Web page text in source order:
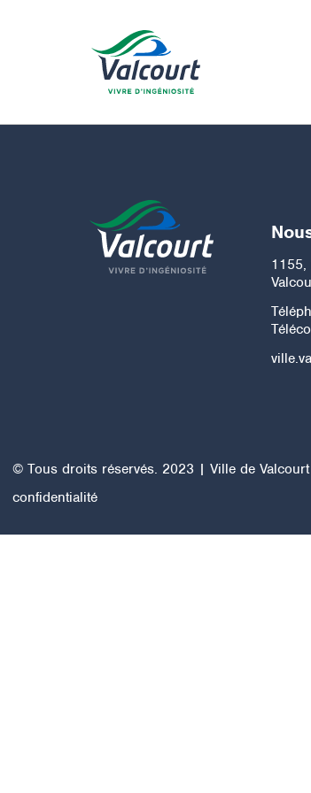
1155,
© Tous droits réservés. 2023 | Ville de
confidentialité